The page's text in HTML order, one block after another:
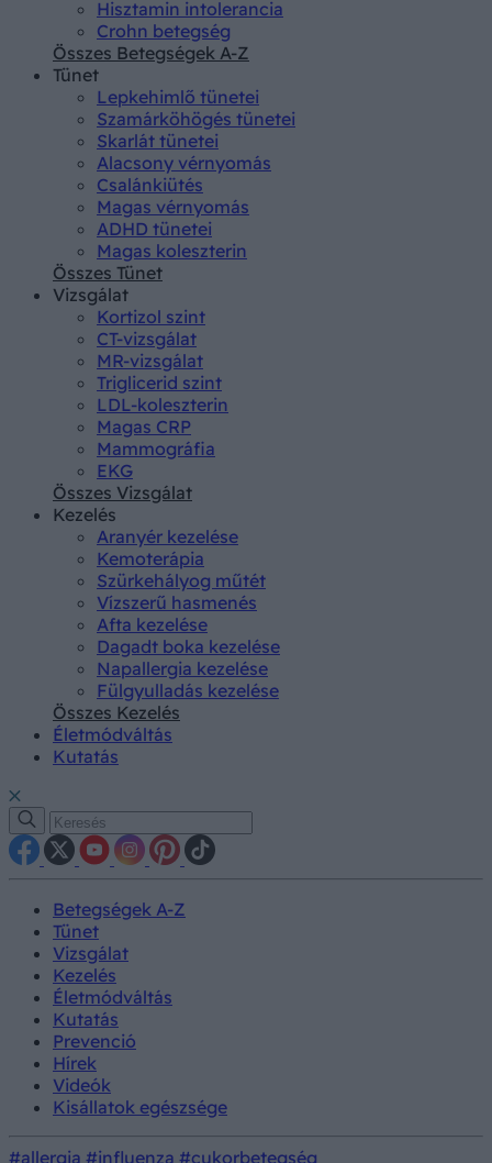
Hisztamin intolerancia
Crohn betegség
Összes Betegségek A-Z
Tünet
Lepkehimlő tünetei
Szamárköhögés tünetei
Skarlát tünetei
Alacsony vérnyomás
Csalánkiütés
Magas vérnyomás
ADHD tünetei
Magas koleszterin
Összes Tünet
Vizsgálat
Kortizol szint
CT-vizsgálat
MR-vizsgálat
Triglicerid szint
LDL-koleszterin
Magas CRP
Mammográfia
EKG
Összes Vizsgálat
Kezelés
Aranyér kezelése
Kemoterápia
Szürkehályog műtét
Vízszerű hasmenés
Afta kezelése
Dagadt boka kezelése
Napallergia kezelése
Fülgyulladás kezelése
Összes Kezelés
Életmódváltás
Kutatás
Betegségek A-Z
Tünet
Vizsgálat
Kezelés
Életmódváltás
Kutatás
Prevenció
Hírek
Videók
Kisállatok egészsége
#allergia #influenza #cukorbetegség